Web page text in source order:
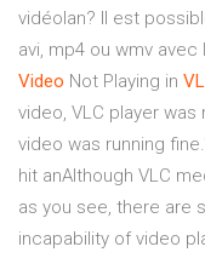
vidéolan? Il est
avi, mp4 ou wmv
Video Not Playing in
video, VLC player
video was running
hit anAlthough VLC
as you see, there are
incapability of video